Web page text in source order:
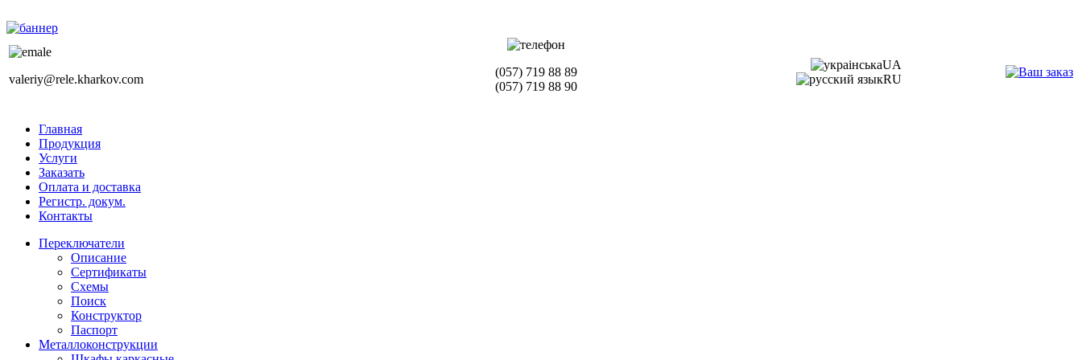
valeriy@rele.kharkov.com
(057) 719 88 89
(057) 719 88 90
UA
RU
Главная
Продукция
Услуги
Заказать
Оплата и доставка
Регистр. докум.
Контакты
Переключатели
Описание
Сертификаты
Схемы
Поиск
Конструктор
Паспорт
Металлоконструкции